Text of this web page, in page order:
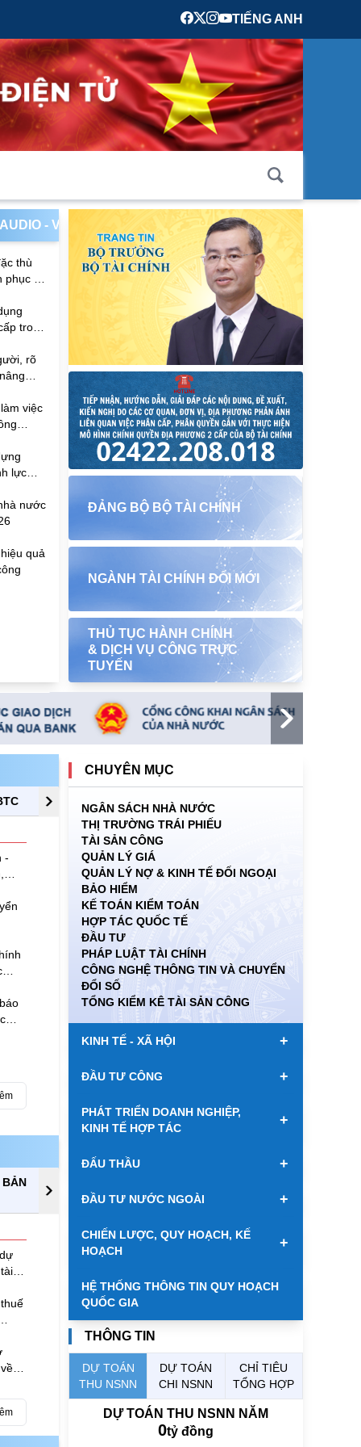
TIẾNG ANH
định về ngành, nghề đầu tư kinh doanh có điều kiện
- VIDEO
thù
vụ
trong
rõ
việc
lực
nước
quả
ĐẢNG BỘ BỘ TÀI CHÍNH
NGÀNH TÀI CHÍNH ĐỔI MỚI
THỦ TỤC HÀNH CHÍNH
& DỊCH VỤ CÔNG TRỰC
TUYẾN
THỐNG KÊ TÀI CHÍNH
-
BẢN
CHUYÊN MỤC
NGÂN SÁCH NHÀ NƯỚC
THỊ TRƯỜNG TRÁI PHIẾU
TÀI SẢN CÔNG
QUẢN LÝ GIÁ
QUẢN LÝ NỢ & KINH TẾ ĐỐI NGOẠI
BẢO HIỂM
KẾ TOÁN KIỂM TOÁN
HỢP TÁC QUỐC TẾ
ĐẦU TƯ
PHÁP LUẬT TÀI CHÍNH
CÔNG NGHỆ THÔNG TIN VÀ CHUYỂN
ĐỔI SỐ
TỔNG KIỂM KÊ TÀI SẢN CÔNG
KINH TẾ - XÃ HỘI +
ĐẦU TƯ CÔNG +
PHÁT TRIỂN DOANH NGHIỆP,
KINH TẾ HỢP TÁC
+
ĐẤU THẦU +
ĐẦU TƯ NƯỚC NGOÀI +
CHIẾN LƯỢC, QUY HOẠCH, KẾ
HOẠCH
+
HỆ THỐNG THÔNG TIN QUY HOẠCH
QUỐC GIA
THÔNG TIN
DỰ TOÁN
THU NSNN
DỰ TOÁN
CHI NSNN
CHỈ TIÊU
TỔNG HỢP
DỰ TOÁN THU NSNN NĂM
0tỷ đồng